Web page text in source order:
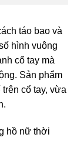
táo bạo và
hình vuông
cổ tay mà
Sản phẩm
cổ tay, vừa
hồ nữ thời